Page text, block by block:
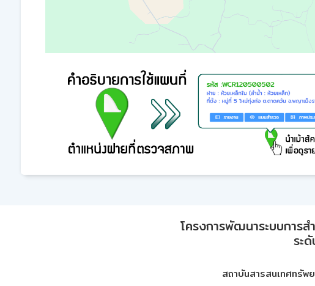
โครงการพัฒนาระบบการ
ระ
สถาบันสารสนเทศทรัพ